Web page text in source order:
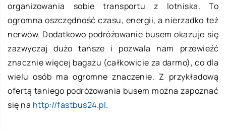
organizowania sobie transportu z lotniska. To
ogromna oszczędność czasu, energii, a nierzadko też
nerwów. Dodatkowo podróżowanie busem okazuje się
zazwyczaj dużo tańsze i pozwala nam przewieźć
znacznie więcej bagażu (całkowicie za darmo), co dla
wielu osób ma ogromne znaczenie. Z przykładową
ofertą taniego podróżowania busem można zapoznać
się na http://fastbus24.pl.